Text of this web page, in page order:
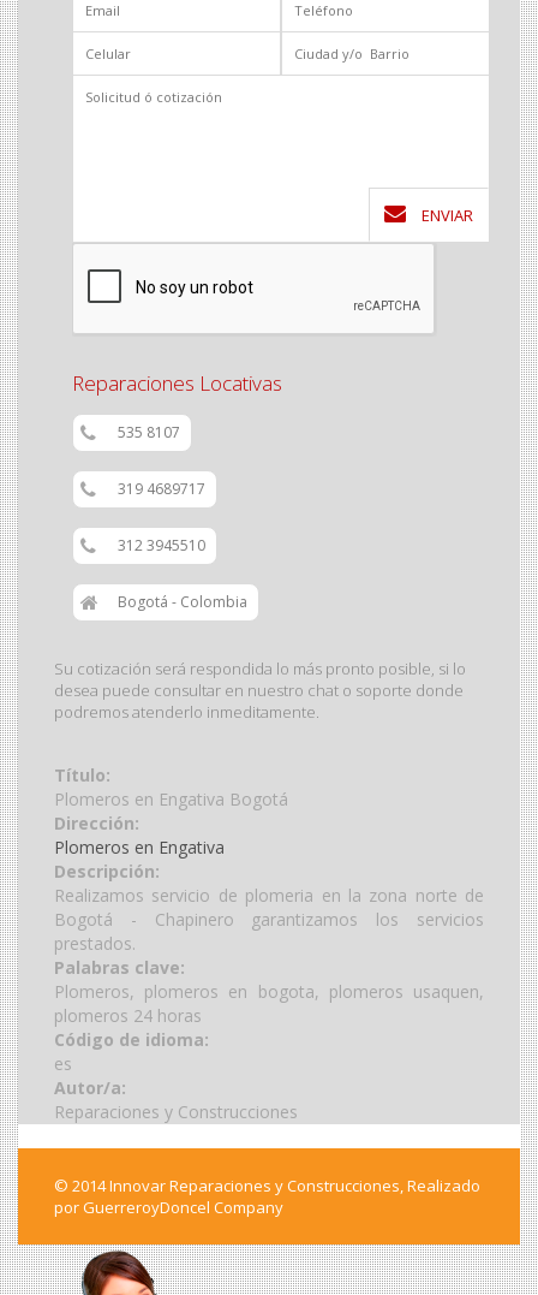
ENVIAR
Reparaciones Locativas
535 8107
319 4689717
312 3945510
Bogotá - Colombia
Su cotización será respondida lo más pronto posible, si lo
desea puede consultar en nuestro chat o soporte donde
podremos atenderlo inmeditamente.
Título:
Plomeros en Engativa Bogotá
Dirección:
Plomeros en Engativa
Descripción:
Realizamos servicio de plomeria en la zona norte de
Bogotá - Chapinero garantizamos los servicios
prestados.
Palabras clave:
Plomeros, plomeros en bogota, plomeros usaquen,
plomeros 24 horas
Código de idioma:
es
Autor/a:
Reparaciones y Construcciones
© 2014 Innovar Reparaciones y Construcciones, Realizado
por GuerreroyDoncel Company